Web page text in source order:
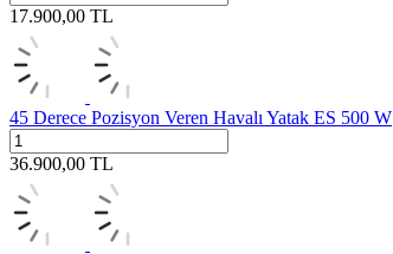
17.900,00 TL
45 Derece Pozisyon Veren Havalı Yatak ES 500 W
36.900,00 TL